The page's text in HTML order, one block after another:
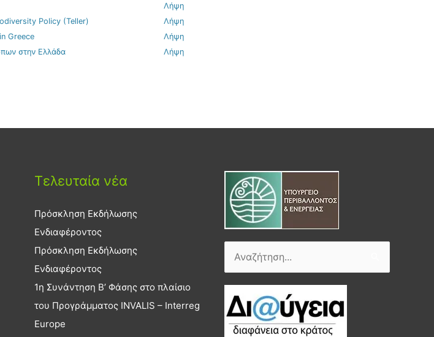
Λήψη
Policy (Teller)
Λήψη
Greece
Λήψη
στην Ελλάδα
Λήψη
Τελευταία νέα
Πρόσκληση Εκδήλωσης
Ενδιαφέροντος
Πρόσκληση Εκδήλωσης
Ενδιαφέροντος
1η Συνάντηση Β’ Φάσης στο πλαίσιο
του Προγράμματος INVALIS – Interreg
Europe
Αναζήτηση